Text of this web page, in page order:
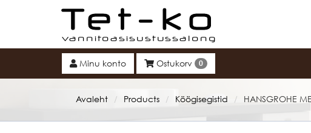
Tet-ko
Minu konto Ostukorv 0
Avaleht / Products / Köögisegistid / HANSGROHE